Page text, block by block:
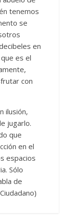
tenemos
se
en
es el
con
ilusión,
jugarlo.
que
en el
espacios
Sólo
de